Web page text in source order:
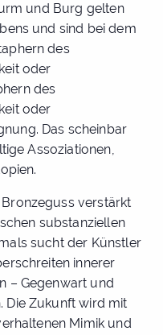
und Burg gelten
und sind bei dem
des
oder
des
oder
Das scheinbar
Assoziationen,
verstärkt
substanziellen
sucht der Künstler
innerer
– Gegenwart und
Die Zukunft wird mit
Mimik und